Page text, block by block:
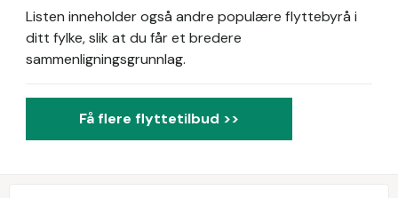
Listen inneholder også andre populære flyttebyrå i
ditt fylke, slik at du får et bredere
sammenligningsgrunnlag.
Få flere flyttetilbud >>